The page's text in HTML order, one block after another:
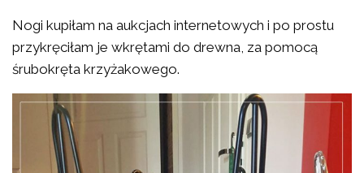
Nogi kupiłam na aukcjach internetowych i po prostu
przykręciłam je wkrętami do drewna, za pomocą
śrubokręta krzyżakowego.